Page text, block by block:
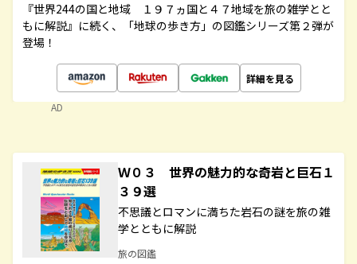
『世界244の国と地域 １９７ヵ国と４７地域を旅の雑学とと
もに解説』に続く、「地球の歩き方」の図鑑シリーズ第２弾が
登場！
詳細を見る
AD
Ｗ０３ 世界の魅力的な奇岩と巨石１
３９選
不思議とロマンに満ちた岩石の謎を旅の雑
学とともに解説
旅の図鑑